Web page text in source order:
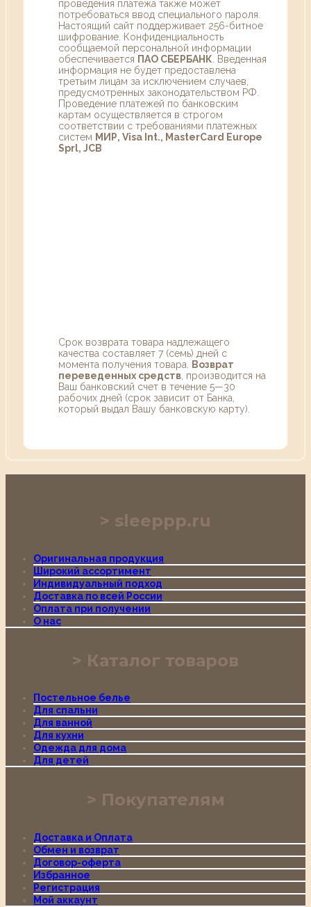
проведения платежа также может
потребоваться ввод специального пароля.
Настоящий сайт поддерживает 256-битное
шифрование. Конфиденциальность
сообщаемой персональной информации
обеспечивается ПАО СБЕРБАНК . Введенная
информация не будет предоставлена
третьим лицам за исключением случаев,
предусмотренных законодательством РФ.
Проведение платежей по банковским
картам осуществляется в строгом
соответствии с требованиями платежных
систем МИР, Visa Int., MasterCard Europe
Sprl, JCB
Срок возврата товара надлежащего
качества составляет 7 (семь) дней с
момента получения товара.
Возврат
переведенных средств , производится на
Ваш банковский счет в течение 5—30
рабочих дней (срок зависит от Банка,
который выдал Вашу банковскую карту).
sleeppp.ru
Оригинальная продукция
Широкий ассортимент
Индивидуальный подход
Доставка по всей России
Оплата при получении
О нас
Каталог товаров
Постельное белье
Для спальни
Для ванной
Для кухни
Одежда для дома
Для детей
Покупателям
Доставка и Оплата
Обмен и возврат
Договор-оферта
Избранное
Регистрация
Мой аккаунт